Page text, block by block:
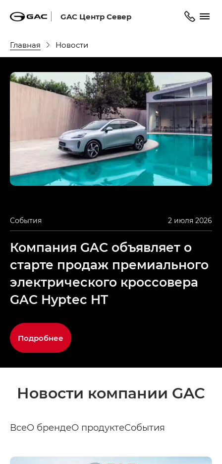
GAC Центр Север
Главная Новости
События 2 июля 2026
Компания GAC объявляет о
старте продаж премиального
электрического кроссовера
GAC Hyptec HT
Подробнее
Новости компании GAC
ВсеО брендеО продуктеСобытия